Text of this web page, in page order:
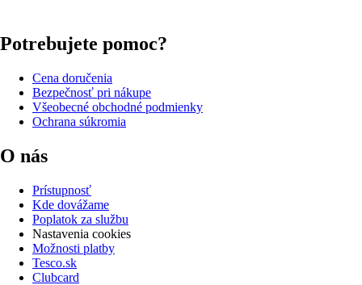
Potrebujete pomoc?
Cena doručenia
Bezpečnosť pri nákupe
Všeobecné obchodné podmienky
Ochrana súkromia
O nás
Prístupnosť
Kde dovážame
Poplatok za službu
Nastavenia cookies
Možnosti platby
Tesco.sk
Clubcard